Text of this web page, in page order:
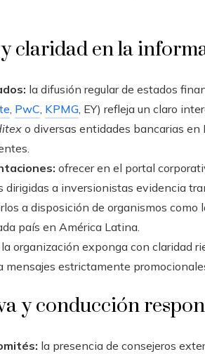
claridad en la
la difusión regular de estados
, PwC, KPMG, EY) refleja un claro
o diversas entidades bancarias
ofrecer en el portal
a inversionistas evidencia
a disposición de organismos como
país en América Latina.
organización exponga con claridad
mensajes estrictamente
y conducción
la presencia de consejeros